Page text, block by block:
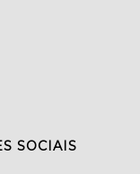
SOCIAIS